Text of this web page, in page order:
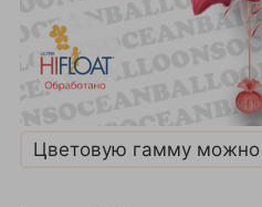
Цветовую гамму можно